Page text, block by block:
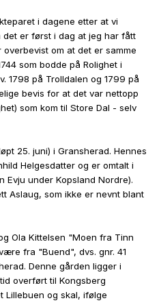
i dagene etter at vi
det er først i dag at jeg har fått
om at det er samme
som bodde på Rolighet i
1798 på Trolldalen og 1799 på
bevis for at det var nettopp
som kom til Store Dal - selv
25. juni) i Gransherad. Hennes
Helgesdatter og er omtalt i
Evju under Kopsland Nordre).
Aslaug, som ikke er nevnt blant
Ola Kittelsen "Moen fra Tinn
fra "Buend", dvs. gnr. 41
Denne gården ligger i
overført til Kongsberg
Lillebuen og skal, ifølge